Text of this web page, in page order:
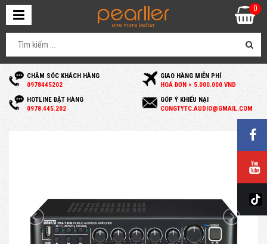
CHĂM SÓC KHÁCH HÀNG
0978445202
GIAO HÀNG MIỄN PHÍ
HOÁ ĐƠN > 5.000.000 VND
HOTLINE ĐẶT HÀNG
0978.445.202
GÓP Ý KHIẾU NẠI
CONGTYTC.AUDIO@GMAIL.COM
0